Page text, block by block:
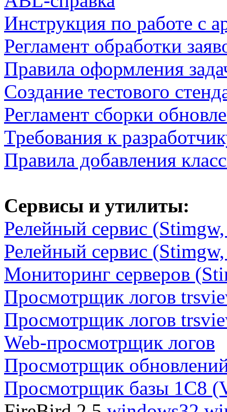
Инструкция по работе с
Регламент обработки
Правила оформления
Создание тестового
Регламент сборки
Требования к
Правила добавления
Сервисы и утилиты:
Релейный сервис
Релейный сервис
Мониторинг серверов
Просмотрщик логов
Просмотрщик логов
Web-просмотрщик логов
Просмотрщик
Просмотрщик базы 1С8